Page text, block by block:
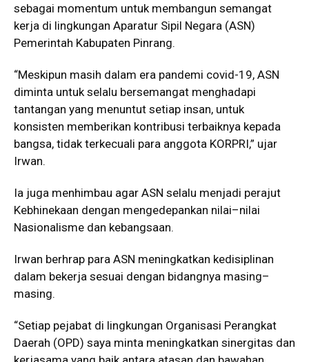
sebagai momentum untuk membangun semangat
kerja di lingkungan Aparatur Sipil Negara (ASN)
Pemerintah Kabupaten Pinrang.
“Meskipun masih dalam era pandemi covid-19, ASN
diminta untuk selalu bersemangat menghadapi
tantangan yang menuntut setiap insan, untuk
konsisten memberikan kontribusi terbaiknya kepada
bangsa, tidak terkecuali para anggota KORPRI,” ujar
Irwan.
Ia juga menhimbau agar ASN selalu menjadi perajut
Kebhinekaan dengan mengedepankan nilai–nilai
Nasionalisme dan kebangsaan.
Irwan berhrap para ASN meningkatkan kedisiplinan
dalam bekerja sesuai dengan bidangnya masing–
masing.
“Setiap pejabat di lingkungan Organisasi Perangkat
Daerah (OPD) saya minta meningkatkan sinergitas dan